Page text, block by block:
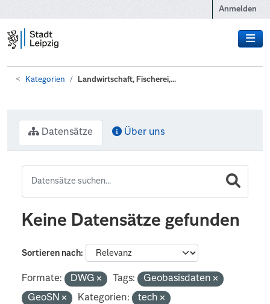
Anmelden
Kategorien Landwirtschaft, Fischerei,...
Datensätze Über uns
Keine Datensätze gefunden
Sortieren nach
Formate: DWG Tags:
Geobasisdaten
GeoSN
Kategorien: tech